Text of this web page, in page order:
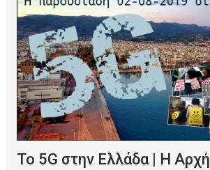
Το 5G στην Ελλάδα | Η Αρχή